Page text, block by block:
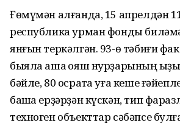
Ғөмүмән алғанда, 15 апрелдән
республика урман фонды
янғын теркәлгән. 93-ө тәбиғи
быяла аша ҡояш нурҙарының
бәйле, 80 осраҡта уға кеше
башҡа ерҙәрҙән күскән, тип
техноген объекттар сәбәпсе